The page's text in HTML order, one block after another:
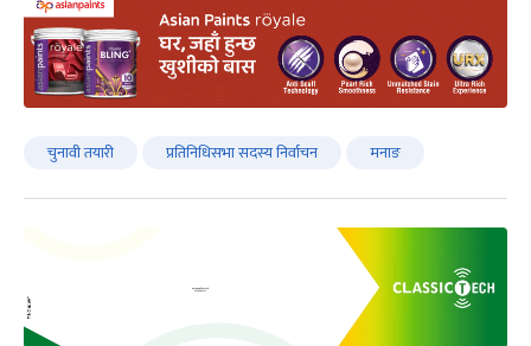
चुनावी तयारी प्रतिनिधिसभा सदस्य निर्वाचन मनाङ